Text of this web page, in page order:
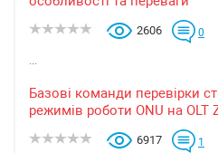
2606 0
...
Базові команди перевірки
режимів роботи ONU на OLT
6917 1